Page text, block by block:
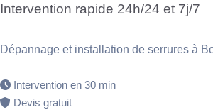
Intervention rapide 24h/24 et 7j/7
Dépannage et installation de serrures à
Intervention en 30 min
Devis gratuit